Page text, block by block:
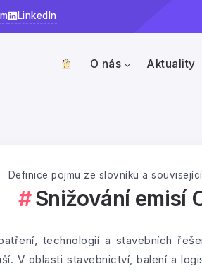
LinkedIn
O nás Aktuality
Definice pojmu ze slovníku a
Snižování emisí
technologií a stavebních
V oblasti stavebnictví, balení a